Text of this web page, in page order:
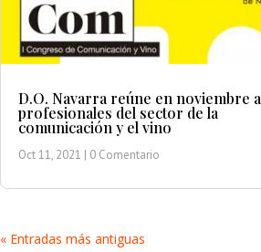
D.O. Navarra reúne en noviembre a
profesionales del sector de la
comunicación y el vino
Oct 11, 2021 | 0 Comentario
« Entradas más antiguas